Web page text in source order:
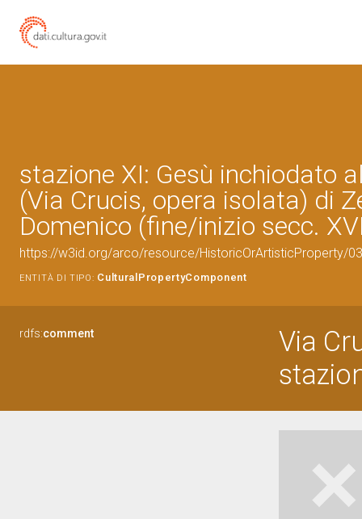
stazione XI: Gesù inchiodato
(Via Crucis, opera isolata) di
Domenico (fine/inizio secc.
https://w3id.org/arco/resource/HistoricOrArtisticProperty/
ENTITÀ DI TIPO: CulturalPropertyComponent
rdfs:comment
Via